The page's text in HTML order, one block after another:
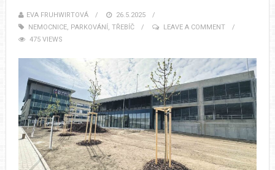
EVA FRUHWIRTOVÁ
26.5.2025
NEMOCNICE, PARKOVÁNÍ, TŘEBÍČ
LEAVE A COMMENT
475 VIEWS